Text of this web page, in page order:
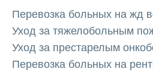
Перевозка больных на жд
Уход за тяжелобольным
Уход за престарелым
Перевозка больных на